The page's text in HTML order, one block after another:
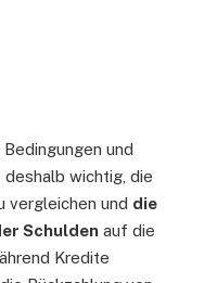
und
wichtig, die
vergleichen und die
Schulden auf die
Kredite